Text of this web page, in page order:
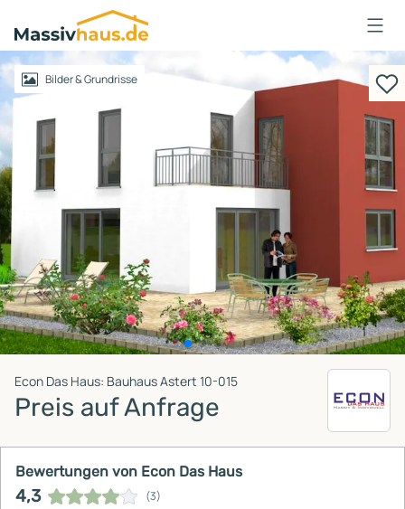
Massivhaus
Logo
AnmeldenBilder & Grundrisse
Econ Das Haus: Bauhaus Astert 10-015
Preis auf Anfrage
Bewertungen von Econ Das Haus
4,3 (3)